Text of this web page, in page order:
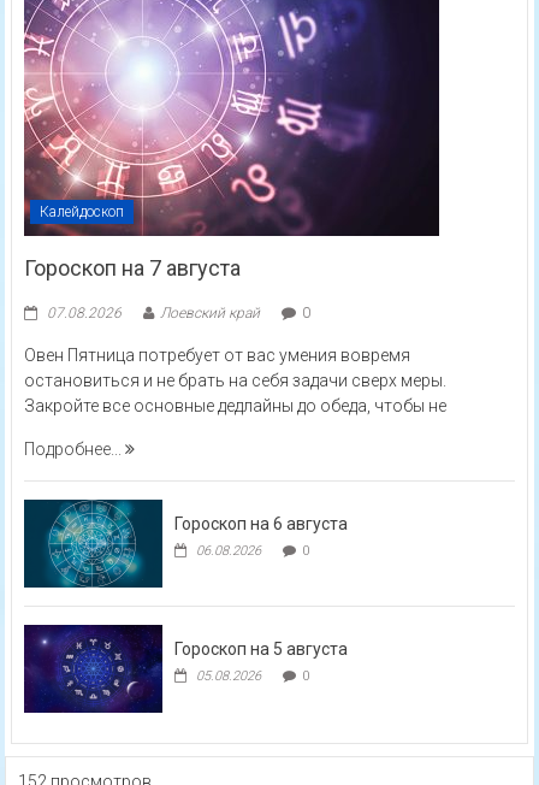
Калейдоскоп
Гороскоп на 7 августа
07.08.2026 Лоевский край 0
Овен Пятница потребует от вас умения вовремя
остановиться и не брать на себя задачи сверх меры.
Закройте все основные дедлайны до обеда, чтобы не
Подробнее...
Гороскоп на 6 августа
06.08.2026 0
Гороскоп на 5 августа
05.08.2026 0